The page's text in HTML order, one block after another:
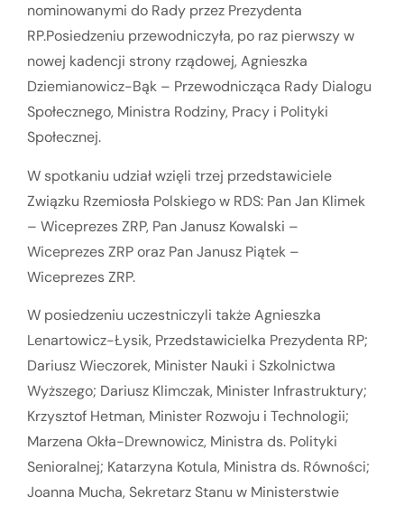
nominowanymi do Rady przez Prezydenta
RP.Posiedzeniu przewodniczyła, po raz pierwszy w
nowej kadencji strony rządowej, Agnieszka
Dziemianowicz-Bąk – Przewodnicząca Rady Dialogu
Społecznego, Ministra Rodziny, Pracy i Polityki
Społecznej.
W spotkaniu udział wzięli trzej przedstawiciele
Związku Rzemiosła Polskiego w RDS: Pan Jan Klimek
– Wiceprezes ZRP, Pan Janusz Kowalski –
Wiceprezes ZRP oraz Pan Janusz Piątek –
Wiceprezes ZRP.
W posiedzeniu uczestniczyli także Agnieszka
Lenartowicz-Łysik, Przedstawicielka Prezydenta RP;
Dariusz Wieczorek, Minister Nauki i Szkolnictwa
Wyższego; Dariusz Klimczak, Minister Infrastruktury;
Krzysztof Hetman, Minister Rozwoju i Technologii;
Marzena Okła-Drewnowicz, Ministra ds. Polityki
Senioralnej; Katarzyna Kotula, Ministra ds. Równości;
Joanna Mucha, Sekretarz Stanu w Ministerstwie